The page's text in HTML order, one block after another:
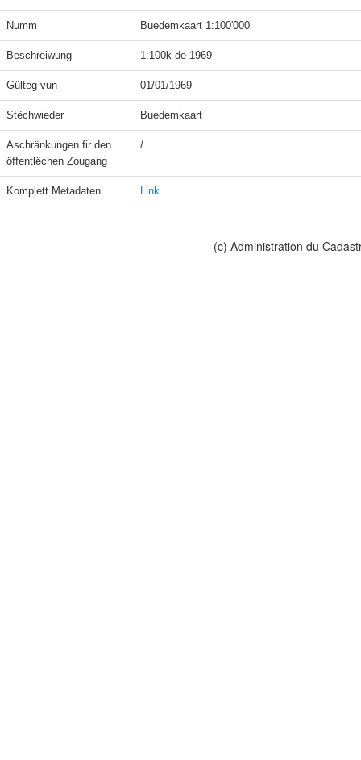
Numm Buedemkaart 1:100'000
Beschreiwung 1:100k de 1969
Gülteg vun 01/01/1969
Stëchwieder Buedemkaart
Aschränkungen fir den
öffentlëchen Zougang
/
Komplett Metadaten Link
(c) Administration du